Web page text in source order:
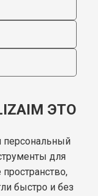
ЭТО
персональный
для
быстро и без